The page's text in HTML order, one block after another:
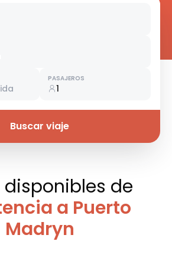
PASAJEROS
1
Buscar viaje
disponibles de
a Puerto
Madryn